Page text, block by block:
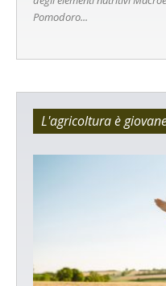
Pomodoro...
L'agricoltura è